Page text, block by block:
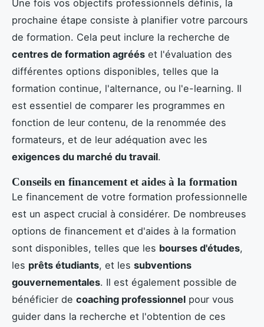
Une fois vos objectifs professionnels définis, la
prochaine étape consiste à planifier votre parcours
de formation. Cela peut inclure la recherche de
centres de formation agréés et l'évaluation des
différentes options disponibles, telles que la
formation continue, l'alternance, ou l'e-learning. Il
est essentiel de comparer les programmes en
fonction de leur contenu, de la renommée des
formateurs, et de leur adéquation avec les
exigences du marché du travail.
Conseils en financement et aides à la formation
Le financement de votre formation professionnelle
est un aspect crucial à considérer. De nombreuses
options de financement et d'aides à la formation
sont disponibles, telles que les bourses d'études,
les prêts étudiants, et les subventions
gouvernementales. Il est également possible de
bénéficier de coaching professionnel pour vous
guider dans la recherche et l'obtention de ces